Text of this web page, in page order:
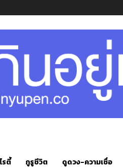
รตี้ กูรูชีวิต ดูดวง-ความเชื่อ